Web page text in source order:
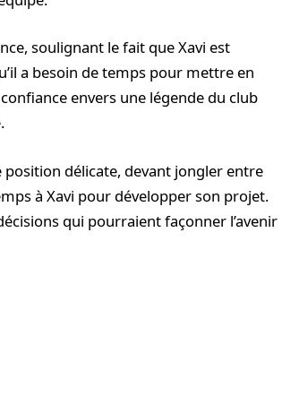
soulignant le fait que Xavi est
a besoin de temps pour mettre en
envers une légende du club
position délicate, devant jongler entre
à Xavi pour développer son projet.
qui pourraient façonner l’avenir